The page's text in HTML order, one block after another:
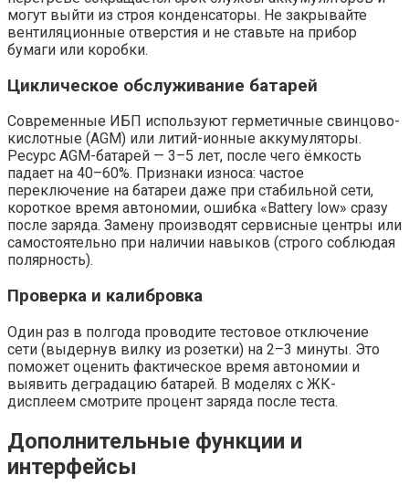
могут выйти из строя конденсаторы. Не закрывайте
вентиляционные отверстия и не ставьте на прибор
бумаги или коробки.
Циклическое обслуживание батарей
Современные ИБП используют герметичные свинцово-
кислотные (AGM) или литий-ионные аккумуляторы.
Ресурс AGM-батарей — 3–5 лет, после чего ёмкость
падает на 40–60%. Признаки износа: частое
переключение на батареи даже при стабильной сети,
короткое время автономии, ошибка «Battery low» сразу
после заряда. Замену производят сервисные центры или
самостоятельно при наличии навыков (строго соблюдая
полярность).
Проверка и калибровка
Один раз в полгода проводите тестовое отключение
сети (выдернув вилку из розетки) на 2–3 минуты. Это
поможет оценить фактическое время автономии и
выявить деградацию батарей. В моделях с ЖК-
дисплеем смотрите процент заряда после теста.
Дополнительные функции и
интерфейсы